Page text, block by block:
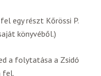
egy részt Kőrössi P.
könyvéből.)
a folytatása a Zsidó
fel.